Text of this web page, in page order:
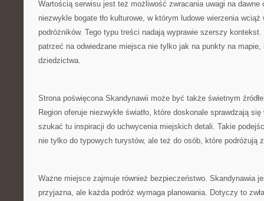
Wartością serwisu jest też możliwość zwracania uwagi na dawne
niezwykle bogate tło kulturowe, w którym ludowe wierzenia wciąż
podróżników. Tego typu treści nadają wyprawie szerszy
patrzeć na odwiedzane miejsca nie tylko jak na punkty na
dziedzictwa.
Strona poświęcona Skandynawii może być także świetnym
Region oferuje niezwykłe światło, które doskonale sprawdzają
szukać tu inspiracji do uchwycenia miejskich detali. Takie
nie tylko do typowych turystów, ale też do osób, które podróżują
Ważne miejsce zajmuje również bezpieczeństwo. Skandynawia
przyjazna, ale każda podróż wymaga planowania. Dotyczy to